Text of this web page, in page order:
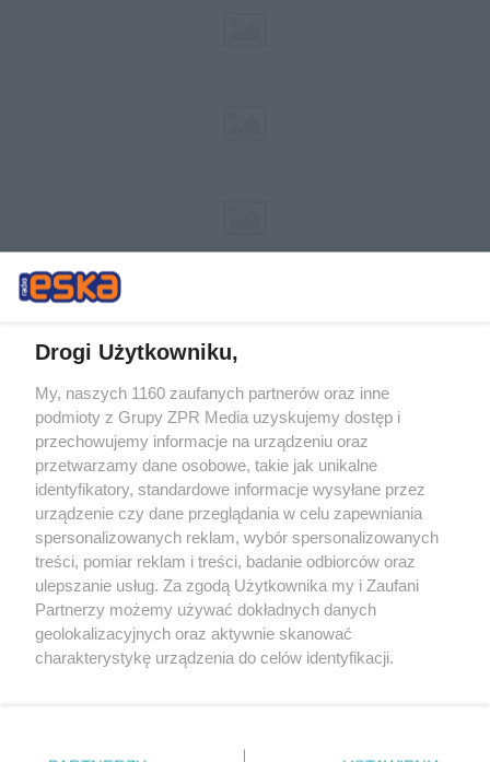
Żaden utwór zamieszczony w serwisie nie może być powielany i
rozpowszechniany lub dalej rozpowszechniany w jakikolwiek sposób (w
tym także elektroniczny lub mechaniczny) na jakimkolwiek polu
eksploatacji w jakiejkolwiek formie, włącznie z umieszczaniem w
Internecie bez pisemnej zgody właściciela praw. Jakiekolwiek użycie lub
wykorzystanie utworów w całości lub w części z naruszeniem prawa,
tzn. bez właściwej zgody, jest zabronione pod groźbą kary i może być
ścigane prawnie.
Drogi Użytkowniku,
My, naszych 1160 zaufanych partnerów oraz inne
podmioty z Grupy ZPR Media uzyskujemy dostęp i
przechowujemy informacje na urządzeniu oraz
przetwarzamy dane osobowe, takie jak unikalne
identyfikatory, standardowe informacje wysyłane przez
urządzenie czy dane przeglądania w celu zapewniania
spersonalizowanych reklam, wybór spersonalizowanych
treści, pomiar reklam i treści, badanie odbiorców oraz
ulepszanie usług. Za zgodą Użytkownika my i Zaufani
Partnerzy możemy używać dokładnych danych
geolokalizacyjnych oraz aktywnie skanować
charakterystykę urządzenia do celów identyfikacji.
zmienić/wycofać klikając przycisk ustawień prywatności